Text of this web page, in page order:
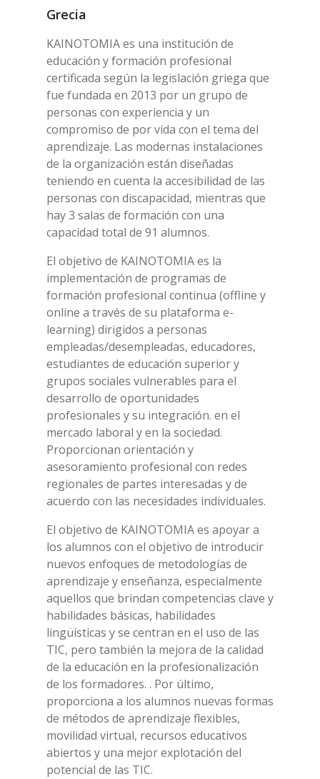
Grecia
KAINOTOMIA es una institución de
educación y formación profesional
certificada según la legislación griega que
fue fundada en 2013 por un grupo de
personas con experiencia y un
compromiso de por vida con el tema del
aprendizaje. Las modernas instalaciones
de la organización están diseñadas
teniendo en cuenta la accesibilidad de las
personas con discapacidad, mientras que
hay 3 salas de formación con una
capacidad total de 91 alumnos.
El objetivo de KAINOTOMIA es la
implementación de programas de
formación profesional continua (offline y
online a través de su plataforma e-
learning) dirigidos a personas
empleadas/desempleadas, educadores,
estudiantes de educación superior y
grupos sociales vulnerables para el
desarrollo de oportunidades
profesionales y su integración. en el
mercado laboral y en la sociedad.
Proporcionan orientación y
asesoramiento profesional con redes
regionales de partes interesadas y de
acuerdo con las necesidades individuales.
El objetivo de KAINOTOMIA es apoyar a
los alumnos con el objetivo de introducir
nuevos enfoques de metodologías de
aprendizaje y enseñanza, especialmente
aquellos que brindan competencias clave y
habilidades básicas, habilidades
lingüísticas y se centran en el uso de las
TIC, pero también la mejora de la calidad
de la educación en la profesionalización
de los formadores. . Por último,
proporciona a los alumnos nuevas formas
de métodos de aprendizaje flexibles,
movilidad virtual, recursos educativos
abiertos y una mejor explotación del
potencial de las TIC.